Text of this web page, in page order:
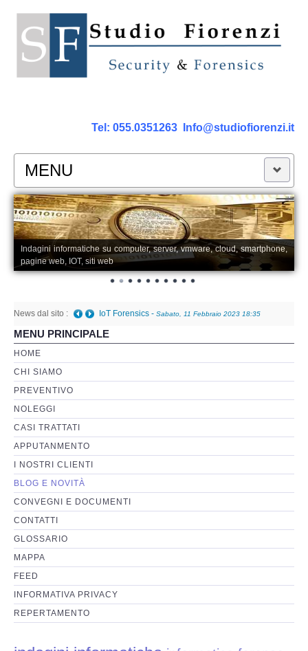
Tel: 055.0351263 Info@studiofiorenzi.it
MENU
PERIZIE
Perizia Computer
Perizia Smartphone Tablet,Cell.
Perizia Rete dati
Perizia Basi di Dati
Perizia Immagini e Video
Perzia su Software/Programmi
Perizia Fonica e Trascrizioni
Perizia su Social Network
Perizia Web Reputation
Perizia Host e Mainframe
Perizia Contratti ICT
Perizia Disp. Elettronici
Indagini informatiche su computer, server, vmware, cloud, smartphone,
pagine web, IOT, siti web
News dal sito : Telefono danneggiato posso recuperare i dati anche
a fini giudiziari?
MENU PRINCIPALE
HOME
CHI SIAMO
PREVENTIVO
NOLEGGI
CASI TRATTATI
APPUTANMENTO
I NOSTRI CLIENTI
BLOG E NOVITÀ
CONVEGNI E DOCUMENTI
CONTATTI
GLOSSARIO
MAPPA
FEED
INFORMATIVA PRIVACY
REPERTAMENTO